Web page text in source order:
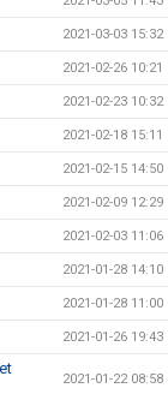
2021-03-03 15:32
2021-02-26 10:21
2021-02-23 10:32
2021-02-18 15:11
2021-02-15 14:50
2021-02-09 12:29
2021-02-03 11:06
2021-01-28 14:10
2021-01-28 11:00
2021-01-26 19:43
2021-01-22 08:58